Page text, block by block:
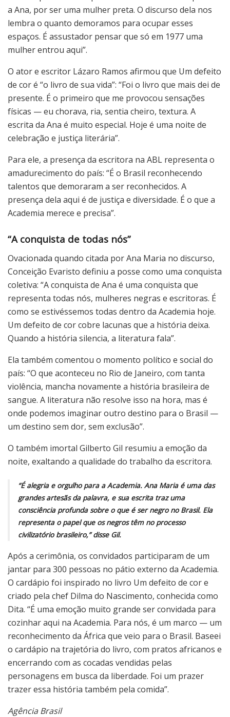
a Ana, por ser uma mulher preta. O discurso dela nos
lembra o quanto demoramos para ocupar esses
espaços. É assustador pensar que só em 1977 uma
mulher entrou aqui”.
O ator e escritor Lázaro Ramos afirmou que Um defeito
de cor é “o livro de sua vida”: “Foi o livro que mais dei de
presente. É o primeiro que me provocou sensações
físicas — eu chorava, ria, sentia cheiro, textura. A
escrita da Ana é muito especial. Hoje é uma noite de
celebração e justiça literária”.
Para ele, a presença da escritora na ABL representa o
amadurecimento do país: “É o Brasil reconhecendo
talentos que demoraram a ser reconhecidos. A
presença dela aqui é de justiça e diversidade. É o que a
Academia merece e precisa”.
“A conquista de todas nós”
Ovacionada quando citada por Ana Maria no discurso,
Conceição Evaristo definiu a posse como uma conquista
coletiva: “A conquista de Ana é uma conquista que
representa todas nós, mulheres negras e escritoras. É
como se estivéssemos todas dentro da Academia hoje.
Um defeito de cor cobre lacunas que a história deixa.
Quando a história silencia, a literatura fala”.
Ela também comentou o momento político e social do
país: “O que aconteceu no Rio de Janeiro, com tanta
violência, mancha novamente a história brasileira de
sangue. A literatura não resolve isso na hora, mas é
onde podemos imaginar outro destino para o Brasil —
um destino sem dor, sem exclusão”.
O também imortal Gilberto Gil resumiu a emoção da
noite, exaltando a qualidade do trabalho da escritora.
“É alegria e orgulho para a Academia. Ana Maria é uma das
grandes artesãs da palavra, e sua escrita traz uma
consciência profunda sobre o que é ser negro no Brasil. Ela
representa o papel que os negros têm no processo
civilizatório brasileiro,” disse Gil.
Após a cerimônia, os convidados participaram de um
jantar para 300 pessoas no pátio externo da Academia.
O cardápio foi inspirado no livro Um defeito de cor e
criado pela chef Dilma do Nascimento, conhecida como
Dita. “É uma emoção muito grande ser convidada para
cozinhar aqui na Academia. Para nós, é um marco — um
reconhecimento da África que veio para o Brasil. Baseei
o cardápio na trajetória do livro, com pratos africanos e
encerrando com as cocadas vendidas pelas
personagens em busca da liberdade. Foi um prazer
trazer essa história também pela comida”.
Agência Brasil